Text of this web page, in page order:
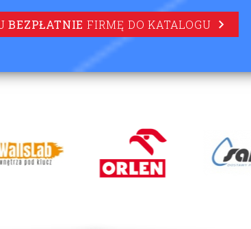
BEZPŁATNIE FIRMĘ DO KATALOGU